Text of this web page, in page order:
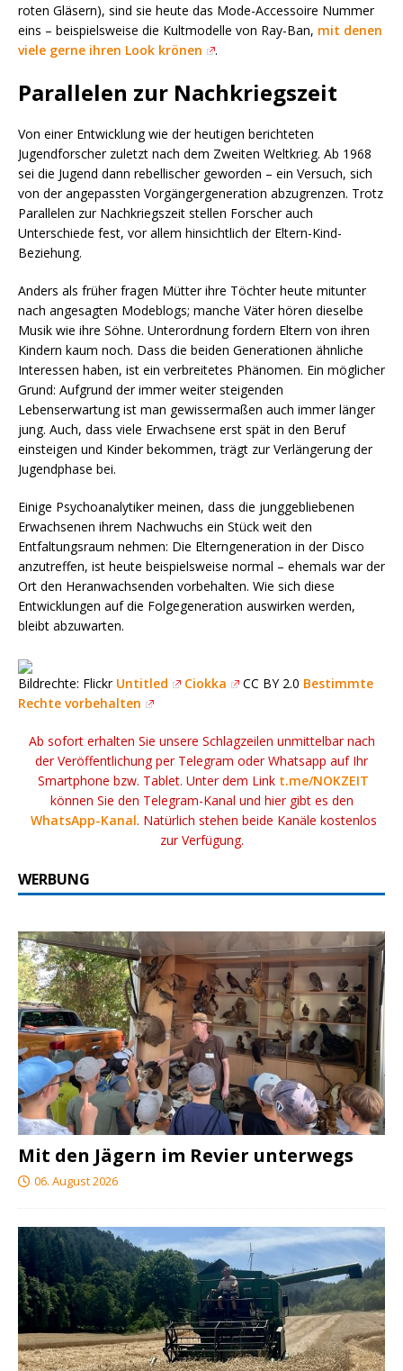
roten Gläsern), sind sie heute das Mode-Accessoire Nummer
eins – beispielsweise die Kultmodelle von Ray-Ban, mit denen
viele gerne ihren Look krönen
.
Parallelen zur Nachkriegszeit
Von einer Entwicklung wie der heutigen berichteten
Jugendforscher zuletzt nach dem Zweiten Weltkrieg. Ab 1968
sei die Jugend dann rebellischer geworden – ein Versuch, sich
von der angepassten Vorgängergeneration abzugrenzen. Trotz
Parallelen zur Nachkriegszeit stellen Forscher auch
Unterschiede fest, vor allem hinsichtlich der Eltern-Kind-
Beziehung.
Anders als früher fragen Mütter ihre Töchter heute mitunter
nach angesagten Modeblogs; manche Väter hören dieselbe
Musik wie ihre Söhne. Unterordnung fordern Eltern von ihren
Kindern kaum noch. Dass die beiden Generationen ähnliche
Interessen haben, ist ein verbreitetes Phänomen. Ein möglicher
Grund: Aufgrund der immer weiter steigenden
Lebenserwartung ist man gewissermaßen auch immer länger
jung. Auch, dass viele Erwachsene erst spät in den Beruf
einsteigen und Kinder bekommen, trägt zur Verlängerung der
Jugendphase bei.
Einige Psychoanalytiker meinen, dass die junggebliebenen
Erwachsenen ihrem Nachwuchs ein Stück weit den
Entfaltungsraum nehmen: Die Elterngeneration in der Disco
anzutreffen, ist heute beispielsweise normal – ehemals war der
Ort den Heranwachsenden vorbehalten. Wie sich diese
Entwicklungen auf die Folgegeneration auswirken werden,
bleibt abzuwarten.
Bildrechte: Flickr Untitled Ciokka CC BY 2.0 Bestimmte
Rechte vorbehalten
Ab sofort erhalten Sie unsere Schlagzeilen unmittelbar nach
der Veröffentlichung per Telegram oder Whatsapp auf Ihr
Smartphone bzw. Tablet. Unter dem Link t.me/NOKZEIT
können Sie den Telegram-Kanal und hier gibt es den
WhatsApp-Kanal. Natürlich stehen beide Kanäle kostenlos
zur Verfügung.
WERBUNG
Mit den Jägern im Revier unterwegs
06. August 2026